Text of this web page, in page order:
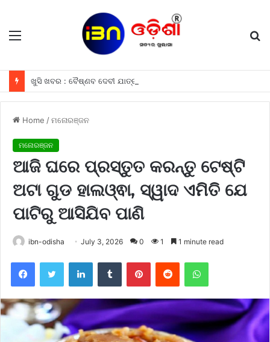
Menu
Home /ମନୋରଞ୍ଜନ
ମନୋରଞ୍ଜନ
ଆଜି ଘରେ ପ୍ରସ୍ତୁତ କରନ୍ତୁ ଟେଷ୍ଟି
ଅଟା ଗୁଡ ହାଲଓ୍ଵା, ସ୍ୱାଦ ଏମିତି ଯେ
ପାଟିରୁ ଆସିଯିବ ପାଣି
ibn-odisha July 3, 2026 0 1 1 minute read
FacebookTwitter LinkedInTumblr PinterestReddit WhatsApp